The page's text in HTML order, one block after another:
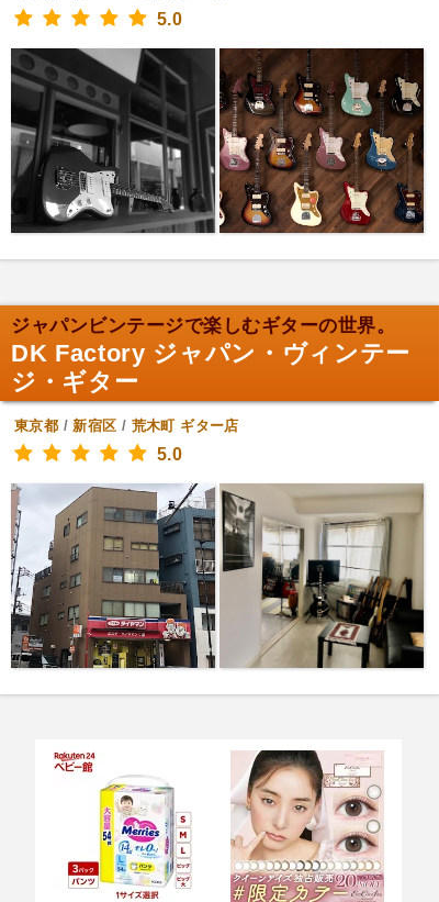
5.0
ジャパンビンテージで楽しむギターの世界。
DK Factory ジャパン・ヴィンテー
ジ・ギター
東京都 /新宿区 / 荒木町 ギター店
5.0